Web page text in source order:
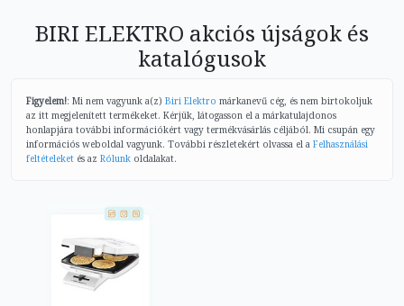
BIRI ELEKTRO akciós újságok és
katalógusok
Figyelem!: Mi nem vagyunk a(z) Biri Elektro márkanevű cég, és nem birtokoljuk
az itt megjelenített termékeket. Kérjük, látogasson el a márkatulajdonos
honlapjára további információkért vagy termékvásárlás céljából. Mi csupán egy
információs weboldal vagyunk. További részletekért olvassa el a Felhasználási
feltételeket és az Rólunk oldalakat.